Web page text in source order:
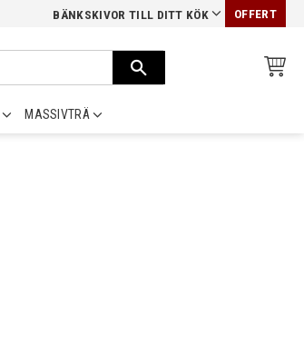
BÄNKSKIVOR TILL DITT KÖK OFFERT
MASSIVTRÄ